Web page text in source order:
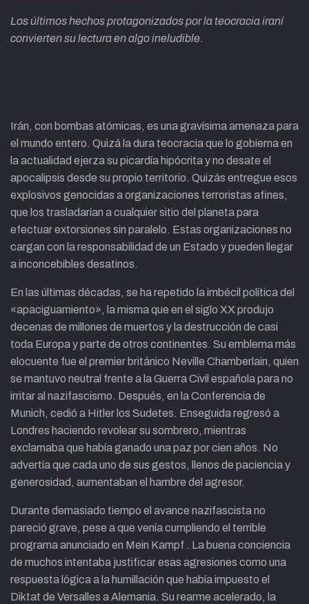
Los últimos hechos protagonizados por la teocracia iraní
convierten su lectura en algo ineludible.
Irán, con bombas atómicas, es una gravísima amenaza para
el mundo entero. Quizá la dura teocracia que lo gobierna en
la actualidad ejerza su picardía hipócrita y no desate el
apocalipsis desde su propio territorio. Quizás entregue esos
explosivos genocidas a organizaciones terroristas afines,
que los trasladarían a cualquier sitio del planeta para
efectuar extorsiones sin paralelo. Estas organizaciones no
cargan con la responsabilidad de un Estado y pueden llegar
a inconcebibles desatinos.
En las últimas décadas, se ha repetido la imbécil política del
«apaciguamiento», la misma que en el siglo XX produjo
decenas de millones de muertos y la destrucción de casi
toda Europa y parte de otros continentes. Su emblema más
elocuente fue el premier británico Neville Chamberlain, quien
se mantuvo neutral frente a la Guerra Civil española para no
irritar al nazifascismo. Después, en la Conferencia de
Munich, cedió a Hitler los Sudetes. Enseguida regresó a
Londres haciendo revolear su sombrero, mientras
exclamaba que había ganado una paz por cien años. No
advertía que cada uno de sus gestos, llenos de paciencia y
generosidad, aumentaban el hambre del agresor.
Durante demasiado tiempo el avance nazifascista no
pareció grave, pese a que venía cumpliendo el terrible
programa anunciado en Mein Kampf . La buena conciencia
de muchos intentaba justificar esas agresiones como una
respuesta lógica a la humillación que había impuesto el
Diktat de Versalles a Alemania. Su rearme acelerado, la